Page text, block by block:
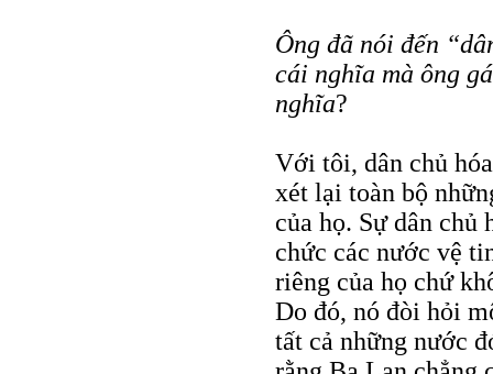
Ông đã nói đến
cái nghĩa mà ông
nghĩa?
Với tôi, dân chủ
xét lại toàn bộ
của họ. Sự dân
chức các nước vệ
riêng của họ chứ
Do đó, nó đòi hỏi
tất cả những nước